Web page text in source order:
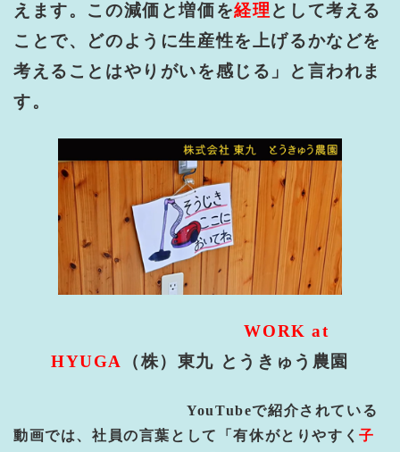
えます。この減価と増価を経理 として考える
ことで、どのように生産性を上げるかなどを
考えることはやりがいを感じる」と言われま
す。
WORK at
HYUGA （株）東九 とうきゅう農園
YouTubeで紹介されている
動画では、社員の言葉として「有休がとりやすく子